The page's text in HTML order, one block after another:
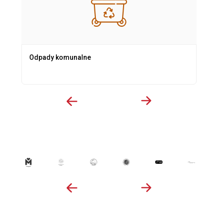
Odpady komunalne